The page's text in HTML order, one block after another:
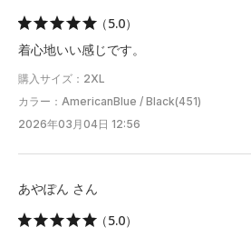
（5.0）
着心地いい感じです。
購入サイズ：2XL
カラー：AmericanBlue / Black(451)
2026年03月04日 12:56
あやぽん さん
（5.0）